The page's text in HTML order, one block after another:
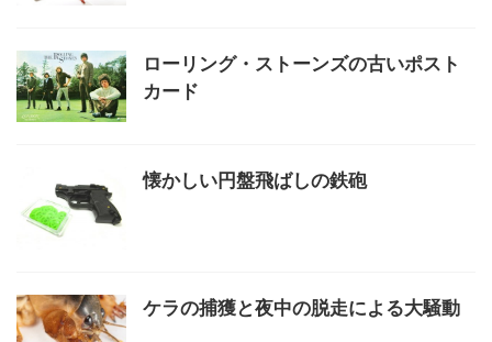
ローリング・ストーンズの古いポスト
カード
懐かしい円盤飛ばしの鉄砲
ケラの捕獲と夜中の脱走による大騒動